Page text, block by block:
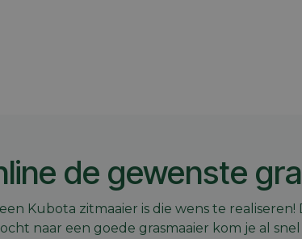
de gewenste
Kubota zitmaaier is die wens te realiseren!
naar een goede grasmaaier kom je al